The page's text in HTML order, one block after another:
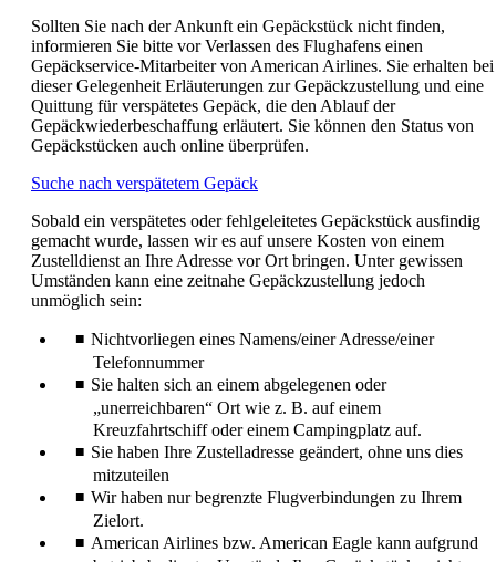
Sollten Sie nach der Ankunft ein Gepäckstück nicht finden,
informieren Sie bitte vor Verlassen des Flughafens einen
Gepäckservice-Mitarbeiter von American Airlines. Sie erhalten bei
dieser Gelegenheit Erläuterungen zur Gepäckzustellung und eine
Quittung für verspätetes Gepäck, die den Ablauf der
Gepäckwiederbeschaffung erläutert. Sie können den Status von
Gepäckstücken auch online überprüfen.
Suche nach verspätetem GepäckÖffnet
andere
Website
in
einem
die
nicht
den
Richtlinien
für
Barrierefreiheit
Sobald ein verspätetes oder fehlgeleitetes Gepäckstück ausfindig
gemacht wurde, lassen wir es auf unsere Kosten von einem
Zustelldienst an Ihre Adresse vor Ort bringen. Unter gewissen
Umständen kann eine zeitnahe Gepäckzustellung jedoch
unmöglich sein:
Nichtvorliegen eines Namens/einer Adresse/einer
Telefonnummer
Sie halten sich an einem abgelegenen oder
„unerreichbaren“ Ort wie z. B. auf einem
Kreuzfahrtschiff oder einem Campingplatz auf.
Sie haben Ihre Zustelladresse geändert, ohne uns dies
mitzuteilen
Wir haben nur begrenzte Flugverbindungen zu Ihrem
Zielort.
American Airlines bzw. American Eagle kann aufgrund